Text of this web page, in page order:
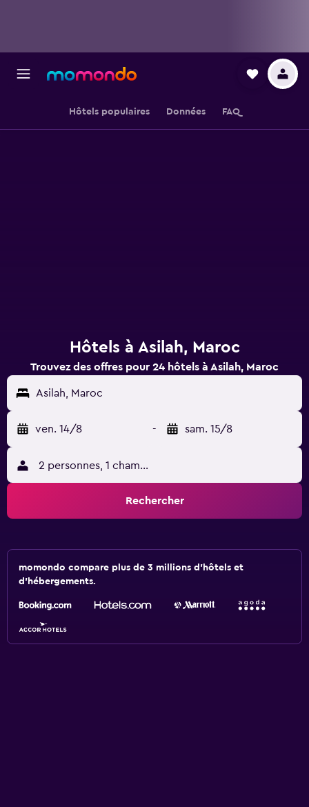
Hôtels populaires Données FAQ
Hôtels à Asilah, Maroc
Trouvez des offres pour 24 hôtels à Asilah, Maroc
Asilah, Maroc
ven. 14/8 - sam. 15/8
2 personnes, 1 chambre
Rechercher
momondo compare plus de 3 millions d'hôtels et
d'hébergements.